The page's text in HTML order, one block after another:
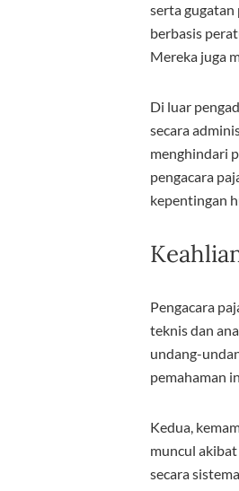
serta gugatan
berbasis
Mereka juga
Di luar
secara
menghindari
pengacara
kepentingan
Pengacara
teknis dan
undang-
pemahaman
Kedua,
muncul
secara